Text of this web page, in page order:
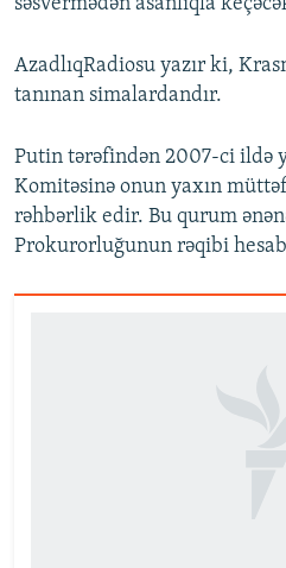
səsvermədən asanlıqla
AzadlıqRadiosu yazır ki,
tanınan simalardandır.
Putin tərəfindən 2007-ci ildə
Komitəsinə onun yaxın
rəhbərlik edir. Bu qurum
Prokurorluğunun rəqibi